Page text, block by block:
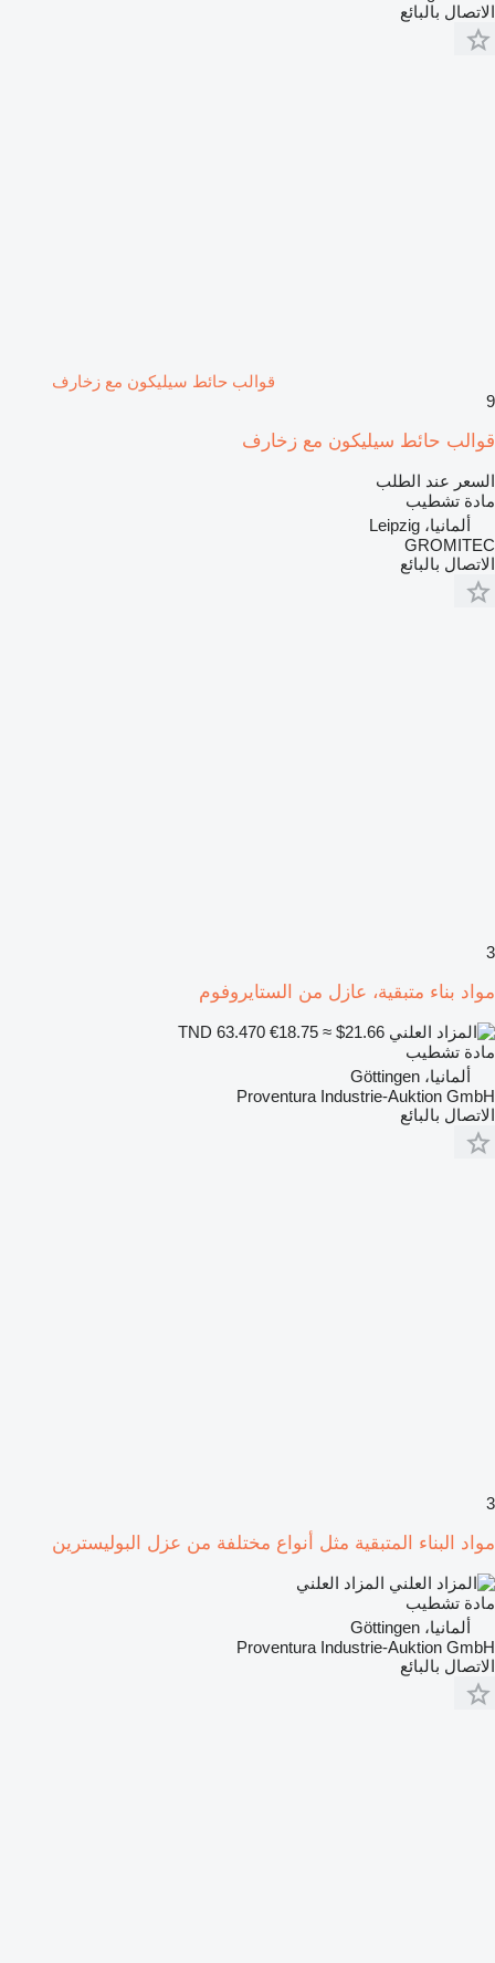
الاتصال بالبائع
قوالب حائط سيليكون مع زخارف
9
قوالب حائط سيليكون مع زخارف
السعر عند الطلب
مادة تشطيب
ألمانيا، Leipzig
GROMITEC
الاتصال بالبائع
3
مواد بناء متبقية، عازل من الستايروفوم
€18.75 ≈ $21.66
مادة تشطيب
ألمانيا، Göttingen
Proventura Industrie-Auktion GmbH
الاتصال بالبائع
3
مواد البناء المتبقية مثل أنواع مختلفة من عزل البوليسترين
المزاد العلني
مادة تشطيب
ألمانيا، Göttingen
Proventura Industrie-Auktion GmbH
الاتصال بالبائع